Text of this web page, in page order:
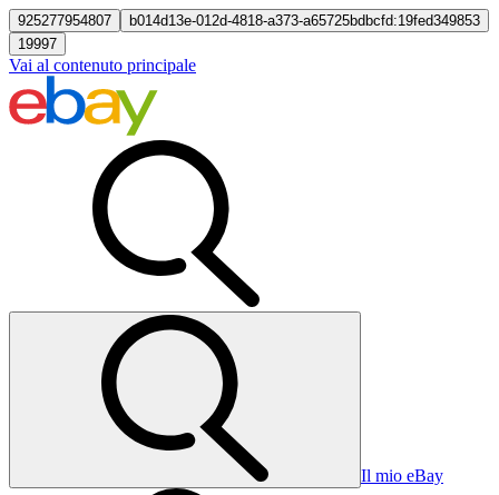
925277954807
b014d13e-012d-4818-a373-a65725bdbcfd:19fed349853
19997
Vai al contenuto principale
Il mio eBay